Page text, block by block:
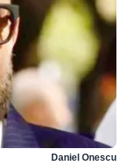
Daniel Onescu